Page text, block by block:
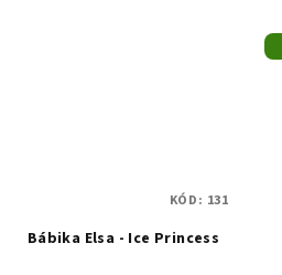
Bábika Elsa - Ice Princess
KÓD: 131